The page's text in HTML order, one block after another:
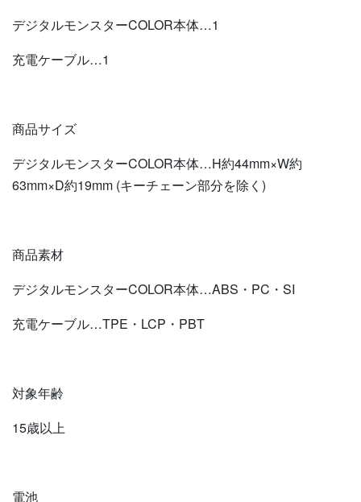
デジタルモンスターCOLOR本体…1
充電ケーブル…1
商品サイズ
デジタルモンスターCOLOR本体…H約44mm×W約
63mm×D約19mm (キーチェーン部分を除く)
商品素材
デジタルモンスターCOLOR本体…ABS・PC・SI
充電ケーブル…TPE・LCP・PBT
対象年齢
15歳以上
電池